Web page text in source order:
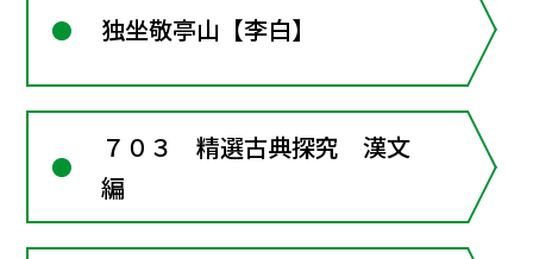
独坐敬亭山【李白】
７０３ 精選古典探究 漢文
編